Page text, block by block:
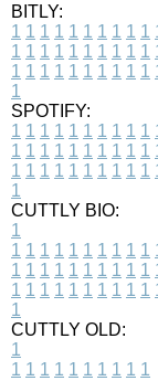
BITLY:
1 1 1 1 1 1 1 1 1 1
1 1 1 1 1 1 1 1 1 1
1 1 1 1 1 1 1 1 1 1
1
SPOTIFY:
1 1 1 1 1 1 1 1 1 1
1 1 1 1 1 1 1 1 1 1
1 1 1 1 1 1 1 1 1 1
1
CUTTLY BIO:
1
1 1 1 1 1 1 1 1 1 1
1 1 1 1 1 1 1 1 1 1
1 1 1 1 1 1 1 1 1 1
1
CUTTLY OLD:
1
1 1 1 1 1 1 1 1 1 1